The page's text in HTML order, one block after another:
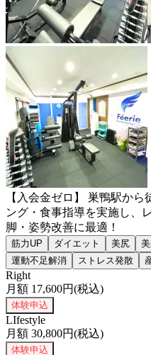
【入会金ゼロ】 巣鴨駅か
ング・食事指導を実施し、
脚・姿勢改善に最適！
筋力UP ダイエット 美尻
運動不足解消
ストレス発散
Right
月額 17,600円(税込)
体験申込
LIfestyle
月額 30,800円(税込)
体験申込